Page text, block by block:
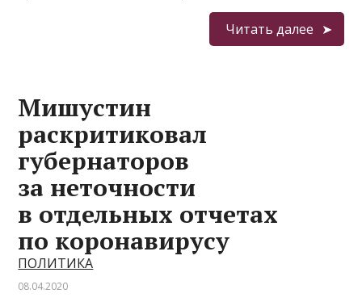
Читать далее
Мишустин
раскритиковал
губернаторов
за неточности
в отдельных отчетах
по коронавирусу
ПОЛИТИКА
08.04.2020